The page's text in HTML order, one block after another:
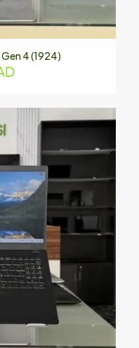
4 (1924)